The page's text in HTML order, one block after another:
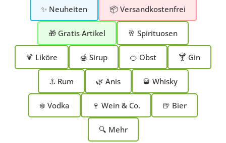
✨ Neuheiten 📦 Versandkostenfrei
🎁 Gratis Artikel 🥂 Spirituosen
🍹 Liköre 🍯 Sirup 🍊 Obst 🍸 Gin
⚓ Rum 🌿 Anis 🥃 Whisky
❄️ Vodka 🍷 Wein & Co. 🍺 Bier
🔍 Mehr